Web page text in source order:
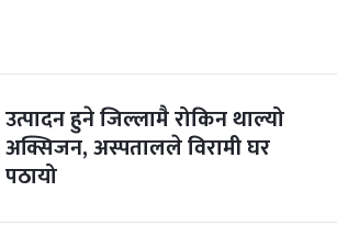
उत्पादन हुने जिल्लामै रोकिन थाल्यो
अक्सिजन, अस्पतालले विरामी घर
पठायो